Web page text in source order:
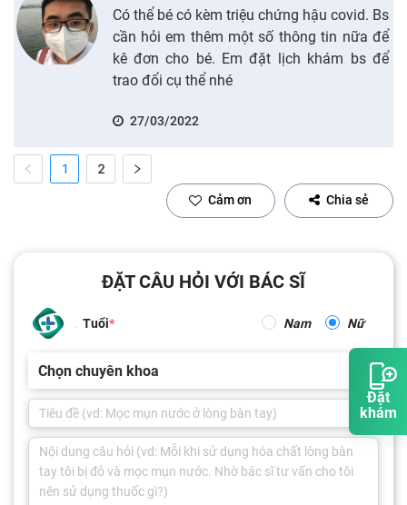
Đặt
khám
Có thể bé có kèm triệu chứng hậu covid. Bs
cần hỏi em thêm một số thông tin nữa để
kê đơn cho bé. Em đặt lịch khám bs để
trao đổi cụ thể nhé
27/03/2022
1 2
Cảm ơn Chia sẻ
ĐẶT CÂU HỎI VỚI BÁC SĨ
Tuổi Nam Nữ
Chọn chuyên khoa